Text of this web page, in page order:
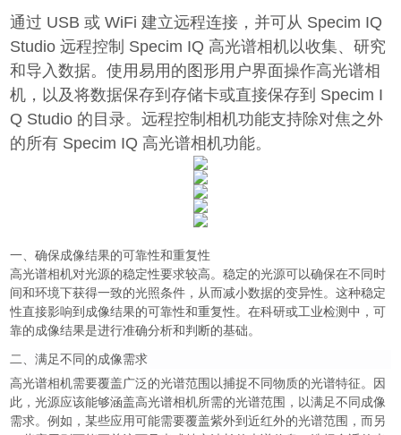
通过 USB 或 WiFi 建立远程连接，并可从 Specim IQ
Studio 远程控制 Specim IQ 高光谱相机以收集、研究
和导入数据。使用易用的图形用户界面操作高光谱相
机，以及将数据保存到存储卡或直接保存到 Specim I
Q Studio 的目录。远程控制相机功能支持除对焦之外
的所有 Specim IQ 高光谱相机功能。
一、确保成像结果的可靠性和重复性
高光谱相机对光源的稳定性要求较高。稳定的光源可以确保在不同时
间和环境下获得一致的光照条件，从而减小数据的变异性。这种稳定
性直接影响到成像结果的可靠性和重复性。在科研或工业检测中，可
靠的成像结果是进行准确分析和判断的基础。
二、满足不同的成像需求
高光谱相机需要覆盖广泛的光谱范围以捕捉不同物质的光谱特征。因
此，光源应该能够涵盖高光谱相机所需的光谱范围，以满足不同成像
需求。例如，某些应用可能需要覆盖紫外到近红外的光谱范围，而另